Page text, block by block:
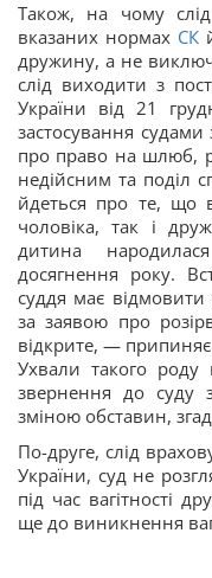
Також, на чому
вказаних нормах СК
дружину, а не
слід виходити з
України від 21
застосування судами
про право на шлюб,
недійсним та поділ
йдеться про те, що
чоловіка, так і
дитина
досягнення року.
суддя має відмовити
за заявою про
відкрите, —
Ухвали такого
звернення до суду
зміною обставин,
По-друге, слід
України, суд не
під час вагітності
ще до виникнення